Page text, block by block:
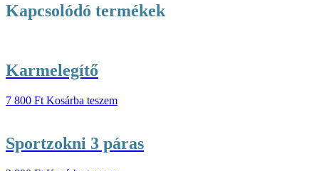
Kapcsolódó termékek
Karmelegítő
7 800 Ft Kosárba teszem
Sportzokni 3 páras